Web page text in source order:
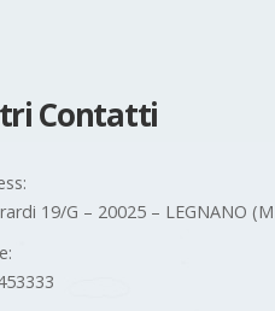
Contatti
19/G – 20025 – LEGNANO (MI)